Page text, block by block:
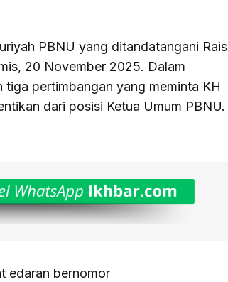
PBNU yang ditandatangani Rais
20 November 2025. Dalam
pertimbangan yang meminta KH
dari posisi Ketua Umum PBNU.
edaran bernomor